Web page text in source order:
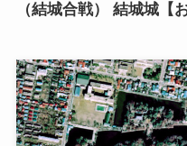
（結城合戦） 結城城【